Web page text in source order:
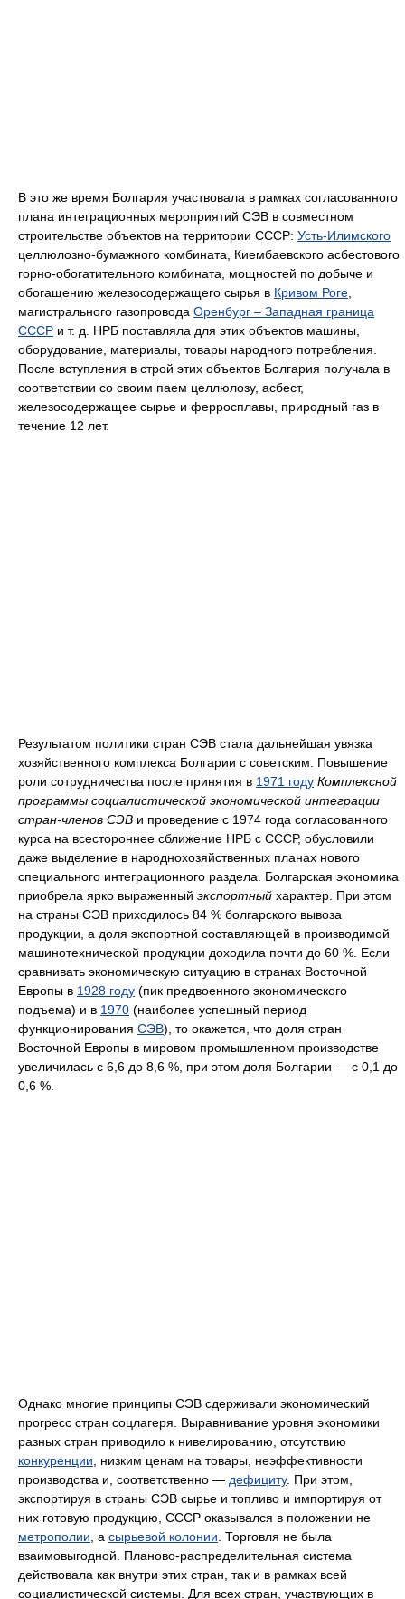
В это же время Болгария участвовала в рамках согласованного
плана интеграционных мероприятий СЭВ в совместном
строительстве объектов на территории СССР: Усть-Илимского
целлюлозно-бумажного комбината, Киембаевского асбестового
горно-обогатительного комбината, мощностей по добыче и
обогащению железосодержащего сырья в Кривом Роге
магистрального газопровода Оренбург – Западная граница
СССР и т. д. НРБ поставляла для этих объектов машины,
оборудование, материалы, товары народного потребления.
После вступления в строй этих объектов Болгария получала в
соответствии со своим паем целлюлозу, асбест,
железосодержащее сырье и ферросплавы, природный газ в
течение 12 лет.
Результатом политики стран СЭВ стала дальнейшая увязка
хозяйственного комплекса Болгарии с советским. Повышение
роли сотрудничества после принятия в 1971 году Комплексной
программы социалистической экономической интеграции
стран-членов СЭВ и проведение с 1974 года согласованного
курса на всестороннее сближение НРБ с СССР, обусловили
даже выделение в народнохозяйственных планах нового
специального интеграционного раздела. Болгарская экономика
приобрела ярко выраженный экспортный характер. При этом
на страны СЭВ приходилось 84 % болгарского вывоза
продукции, а доля экспортной составляющей в производимой
машинотехнической продукции доходила почти до 60 %. Если
сравнивать экономическую ситуацию в странах Восточной
Европы в 1928 году (пик предвоенного экономического
подъема) и в 1970 (наиболее успешный период
функционирования СЭВ), то окажется, что доля стран
Восточной Европы в мировом промышленном производстве
увеличилась с 6,6 до 8,6 %, при этом доля Болгарии — с 0,1 до
0,6 %.
Однако многие принципы СЭВ сдерживали экономический
прогресс стран соцлагеря. Выравнивание уровня экономики
разных стран приводило к нивелированию, отсутствию
конкуренции , низким ценам на товары, неэффективности
производства и, соответственно — дефициту. При этом,
экспортируя в страны СЭВ сырье и топливо и импортируя от
них готовую продукцию, СССР оказывался в положении не
метрополии , а сырьевой колонии . Торговля не была
взаимовыгодной. Планово-распределительная система
действовала как внутри этих стран, так и в рамках всей
социалистической системы. Для всех стран, участвующих в